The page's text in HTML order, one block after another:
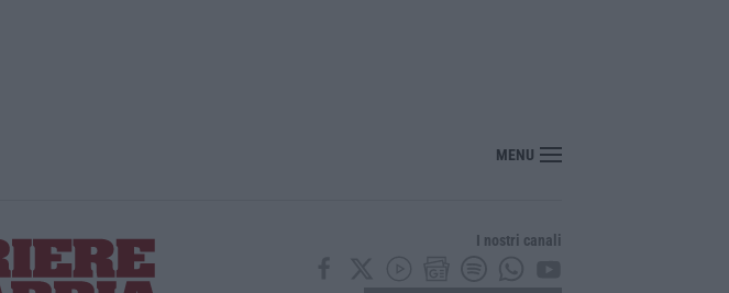
MENU
I nostri canali